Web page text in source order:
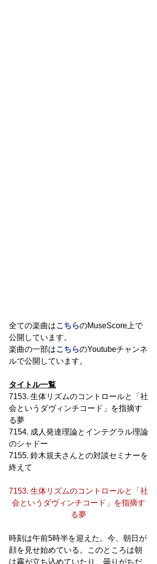
全ての楽曲はこちらのMuseScore上で
公開しています。
楽曲の一部はこちらのYoutubeチャンネ
ルで公開しています。
タイトル一覧
7153. 生体リズムのコントロールと「社
会というダヴィンチコード」を指摘す
る夢
7154. 成人発達理論とインテグラル理論
のシャドー
7155. 鈴木規夫さんとの対談セミナーを
終えて
7153. 生体リズムのコントロールと「社
会というダヴィンチコード」を指摘す
る夢
時刻は午前5時半を迎えた。今、朝日が
顔を見せ始めている。このところは朝
は霧が立ち込めていたり、曇りがちだ